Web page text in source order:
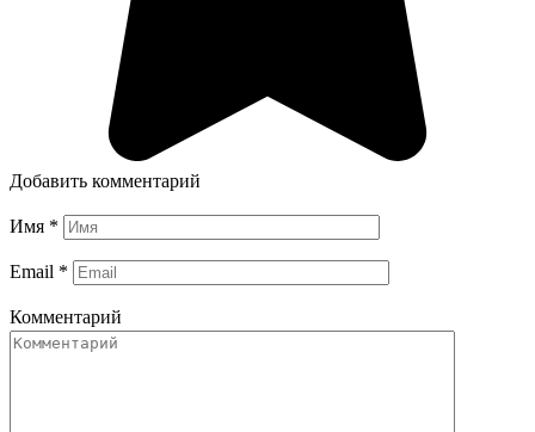
Добавить комментарий
Имя *
Email *
Комментарий